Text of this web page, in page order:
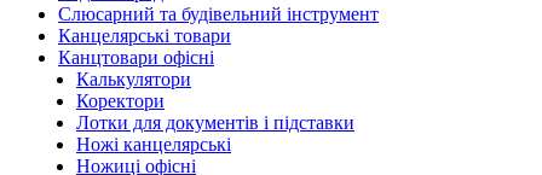
Слюсарний та будівельний інструмент
Канцелярські товари
Канцтовари офісні
Калькулятори
Коректори
Лотки для документів і підставки
Ножі канцелярські
Ножиці офісні